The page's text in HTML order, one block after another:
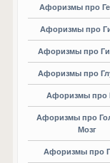
Афоризмы про
Афоризмы про
Афоризмы про
Афоризмы про
Афоризмы про
Афоризмы про
Мозг
Афоризмы про